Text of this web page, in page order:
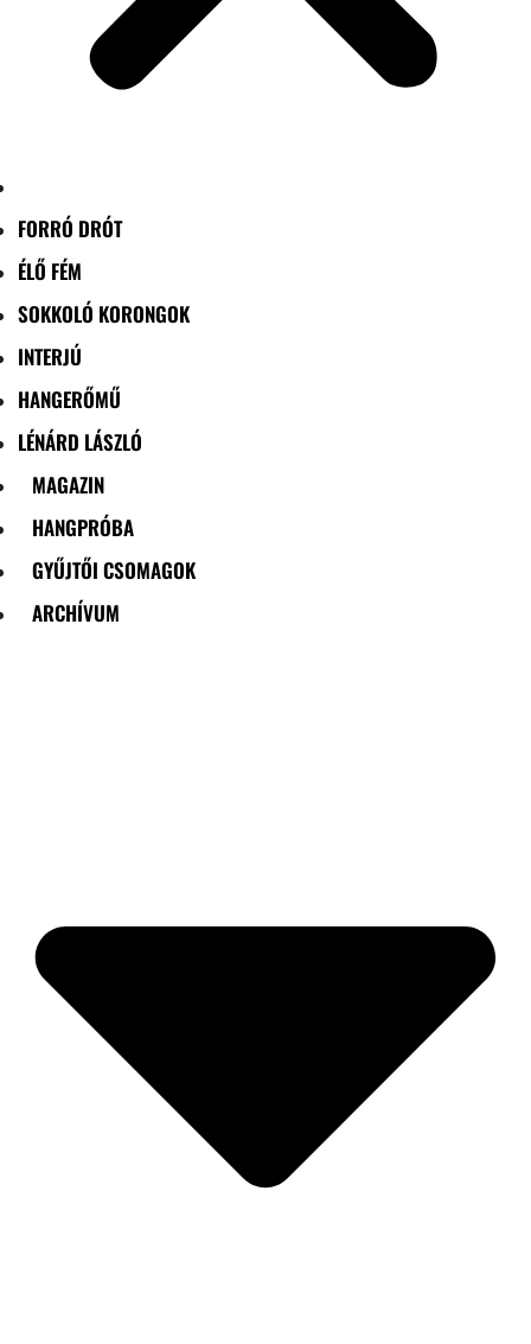
FORRÓ DRÓT
ÉLŐ FÉM
SOKKOLÓ KORONGOK
INTERJÚ
HANGERŐMŰ
LÉNÁRD LÁSZLÓ
MAGAZIN
HANGPRÓBA
GYŰJTŐI CSOMAGOK
ARCHÍVUM